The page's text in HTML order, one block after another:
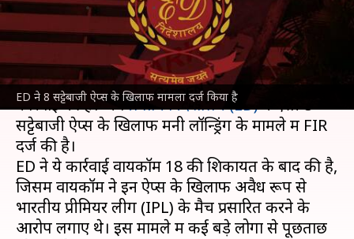
ED ने 8 सट्टेबाजी ऐप्स के खिलाफ मामला दर्ज किया है
लेखन Jan 13, 2024 05:07 pm
केंद्र सरकारने ऑनलाइन सट्टेबाजी ऐप्स के खिलाफ बड़ी
कार्रवाई की है। अबप्रवर्तन निदेशालय (ED)ने ऐसी 8
सट्टेबाजी ऐप्स के खिलाफ मनी लॉन्ड्रिंग के मामले में FIR
दर्ज की है।
ED ने ये कार्रवाई वायकॉम 18 की शिकायत के बाद की है,
जिसमें वायकॉम ने इन ऐप्स के खिलाफ अवैध रूप से
भारतीय प्रीमियर लीग (IPL) के मैच प्रसारित करने के
आरोप लगाए थे। इस मामले में कई बड़े लोगों से पूछताछ